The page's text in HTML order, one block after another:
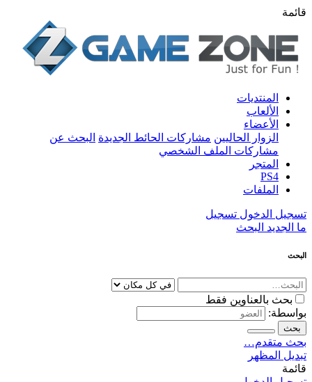
قائمة
المنتديات
الألعاب
الأعضاء
الزوار الحاليين مشاركات الحائط الجديدة البحث عن
مشاركات الملف الشخصي
المتجر
PS4
الملفات
تسجيل الدخول تسجيل
ما الجديد البحث
البحث
بحث بالعناوين فقط
بواسطة:
بحث
بحث متقدم…
تبديل المظهر
قائمة